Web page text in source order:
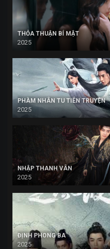
THỎA THUẬN BÍ MẬT
2025
PHÀM NHÂN TU TIÊN TRUYỆN
2025
NHẬP THANH VÂN
2025
ĐỊNH PHONG BA
2025